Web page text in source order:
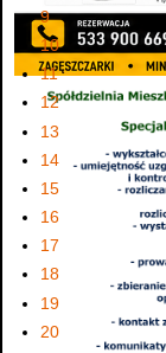
9
10
11
12
13
14
15
16
17
18
19
20